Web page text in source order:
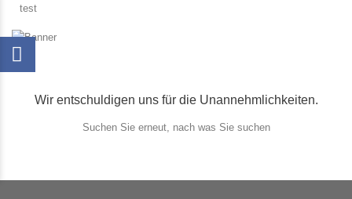
test
Wir entschuldigen uns für die Unannehmlichkeiten.
Suchen Sie erneut, nach was Sie suchen